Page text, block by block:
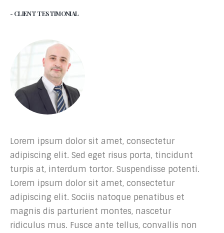
- CLIENT TESTIMONIAL
Lorem ipsum dolor sit amet, consectetur
adipiscing elit. Sed eget risus porta, tincidunt
turpis at, interdum tortor. Suspendisse potenti.
Lorem ipsum dolor sit amet, consectetur
adipiscing elit. Sociis natoque penatibus et
magnis dis parturient montes, nascetur
ridiculus mus. Fusce ante tellus, convallis non